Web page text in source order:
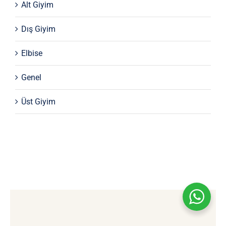
Alt Giyim
Dış Giyim
Elbise
Genel
Üst Giyim